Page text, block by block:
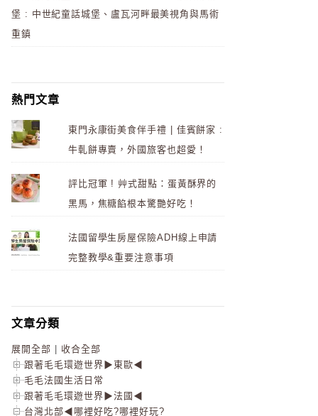
堡 : 中世紀童話城堡、盧瓦河畔最美視角與馬術
重鎮
熱門文章
東門永康街美食伴手禮 | 佳賓餅家 :
牛軋餅專賣，外國旅客也超愛！
評比冠軍 ! 艸式甜點：蛋黃酥界的
黑馬，焦糖餡根本驚艷好吃！
法國留學生房屋保險ADH線上申請
完整教學&重要注意事項
文章分類
展開全部
收合全部
跟著毛毛環遊世界▶東歐◀
毛毛法國生活日常
跟著毛毛環遊世界▶法國◀
台灣北部◀哪裡好吃?哪裡好玩?